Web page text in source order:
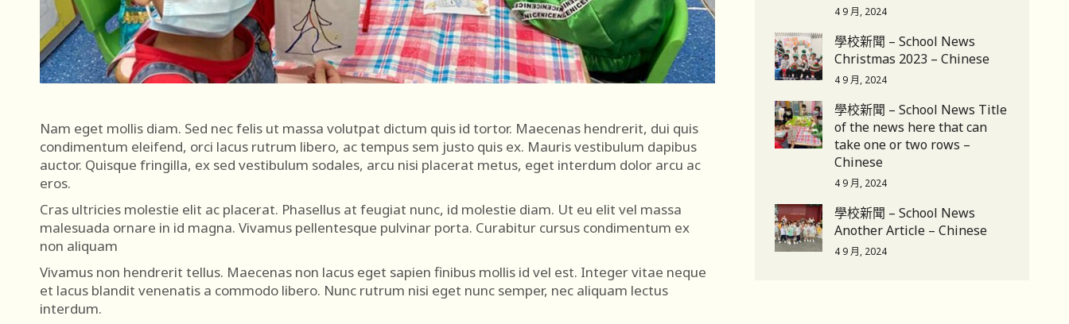
Nam eget mollis diam. Sed nec felis ut massa volutpat dictum quis id tortor. Maecenas hendrerit, dui quis
condimentum eleifend, orci lacus rutrum libero, ac tempus sem justo quis ex. Mauris vestibulum dapibus
auctor. Quisque fringilla, ex sed vestibulum sodales, arcu nisi placerat metus, eget interdum dolor arcu ac
eros.
Cras ultricies molestie elit ac placerat. Phasellus at feugiat nunc, id molestie diam. Ut eu elit vel massa
malesuada ornare in id magna. Vivamus pellentesque pulvinar porta. Curabitur cursus condimentum ex
non aliquam
Vivamus non hendrerit tellus. Maecenas non lacus eget sapien finibus mollis id vel est. Integer vitae neque
et lacus blandit venenatis a commodo libero. Nunc rutrum nisi eget nunc semper, nec aliquam lectus
interdum.
4 9 月, 2024
學校新聞 – School News
Christmas 2023 – Chinese
4 9 月, 2024
學校新聞 – School News Title
of the news here that can
take one or two rows –
Chinese
4 9 月, 2024
學校新聞 – School News
Another Article – Chinese
4 9 月, 2024